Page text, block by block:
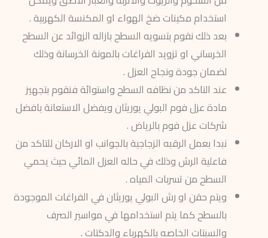
استخدام مكينات ضخ الهواء او المكنسة الكهربية .
بعد ذلك نقوم بتسويه السطح بازاله الزوائد عن السطح
الخرساني او تزويد الفراغات بالمونة الخرسانة وذلك
لضمان جودة ونجاح العزل .
عند التاكد من نظافه السطح واستوائة فنقوم بتجهيز
مادة عزل فوم البولي يوريثان ويفضل الاستعانة بافضل
شركات عزل فوم بالرياض .
نبدا بعمل الرقبه الزجاجية بالجوانب او الاركان للتاكد من
فاعلية الرش وذلك في حاله العزل المائي حيث يحمي
السطح من تسربات المياه .
ويتم حقن او رش البولي يوريثان في الفراغات الموجودة
بالسطح كما يتم استخدامها في مواسير الصرف
والسبتات الخاصه بالكهرباء والدكتات .